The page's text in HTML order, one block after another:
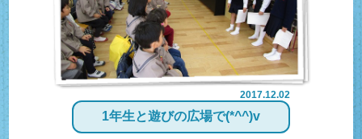
2017.12.02
1年生と遊びの広場で(*^^)v